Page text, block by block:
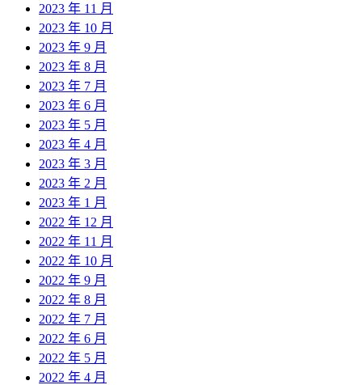
2023 年 11 月
2023 年 10 月
2023 年 9 月
2023 年 8 月
2023 年 7 月
2023 年 6 月
2023 年 5 月
2023 年 4 月
2023 年 3 月
2023 年 2 月
2023 年 1 月
2022 年 12 月
2022 年 11 月
2022 年 10 月
2022 年 9 月
2022 年 8 月
2022 年 7 月
2022 年 6 月
2022 年 5 月
2022 年 4 月